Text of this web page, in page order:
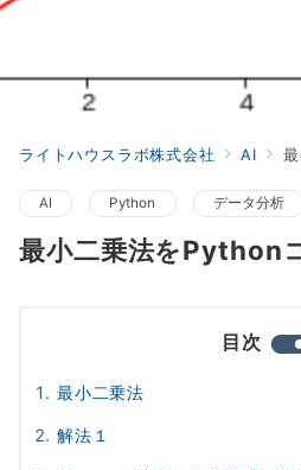
ライトハウスラボ株式会社 AI 最
AI Python データ分析
最小二乗法をPython
目次
最小二乗法
解法１